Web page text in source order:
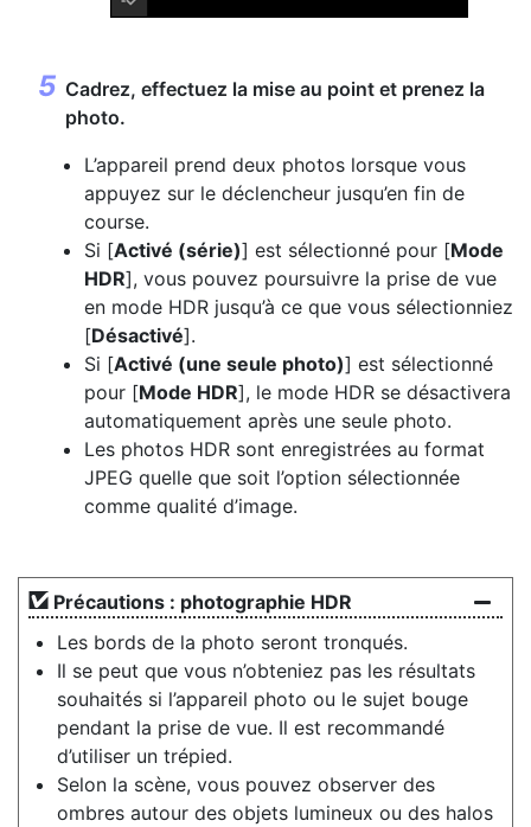
Cadrez, effectuez la mise au point et prenez la
photo.
L’appareil prend deux photos lorsque vous
appuyez sur le déclencheur jusqu’en fin de
course.
Si [Activé (série)] est sélectionné pour [Mode
HDR], vous pouvez poursuivre la prise de vue
en mode HDR jusqu’à ce que vous sélectionniez
[Désactivé].
Si [Activé (une seule photo)] est sélectionné
pour [Mode HDR], le mode HDR se désactivera
automatiquement après une seule photo.
Les photos HDR sont enregistrées au format
JPEG quelle que soit l’option sélectionnée
comme qualité d’image.
Précautions : photographie HDR
Les bords de la photo seront tronqués.
Il se peut que vous n’obteniez pas les résultats
souhaités si l’appareil photo ou le sujet bouge
pendant la prise de vue. Il est recommandé
d’utiliser un trépied.
Selon la scène, vous pouvez observer des
ombres autour des objets lumineux ou des halos